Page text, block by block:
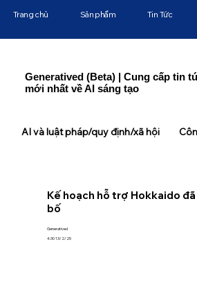
Generatived (Beta) | Cung cấp tin
mới nhất về AI sáng tạo
Kế hoạch hỗ trợ Hokkaido
bố
Generatived
4:30 13/2/25
Trang chủ Sản phẩm Tin Tức
AI và luật pháp/quy định/xã hội